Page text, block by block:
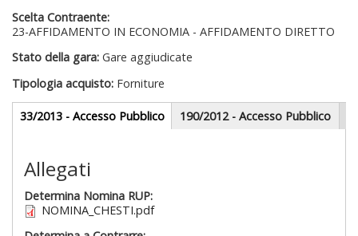
Scelta Contraente:
23-AFFIDAMENTO IN ECONOMIA - AFFIDAMENTO DIRETTO
Stato della gara: Gare aggiudicate
Tipologia acquisto: Forniture
Gare appalti
33/2013 - Accesso Pubblico(scheda
attiva)
190/2012 - Accesso Pubblico
Sezione redazionale
Allegati
Determina Nomina RUP:
NOMINA_CHESTI.pdf